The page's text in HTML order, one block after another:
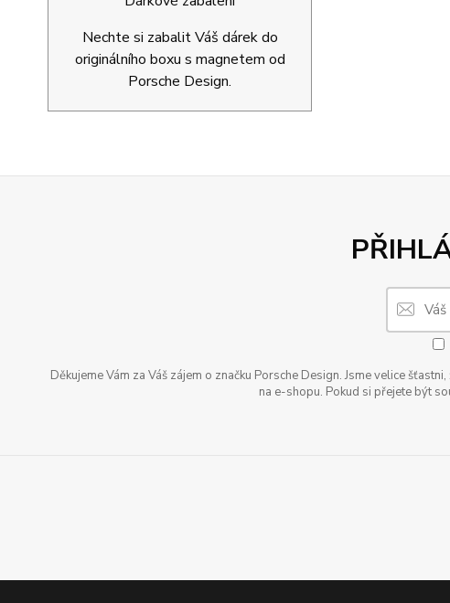
Nechte si zabalit Váš dárek do
originálního boxu s magnetem od
Porsche Design.
Děkujeme Vám za Váš zájem o značku Porsche Design. Jsme velice
na e-shopu. Pokud si přejete být